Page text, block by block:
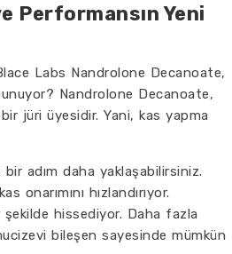
Performansın Yeni
Labs Nandrolone Decanoate,
Nandrolone Decanoate,
jüri üyesidir. Yani, kas yapma
adım daha yaklaşabilirsiniz.
hızlandırıyor.
hissediyor. Daha fazla
bileşen sayesinde mümkün